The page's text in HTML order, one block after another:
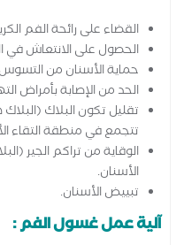
القضاء على رائحة الفم
الحصول على الانتعاش في
حماية الأسنان من
الحد من الإصابة بأمراض
تقليل تكون البلاك
تتجمع في منطقة التقاء
الوقاية من تراكم الجير
الأسنان.
تبييض الأسنان.
آلية عمل غسول الفم :